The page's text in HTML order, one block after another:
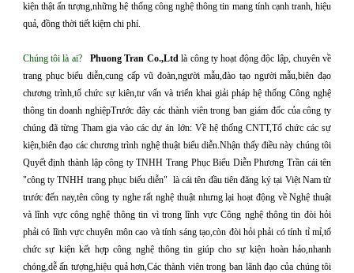
kiện thật ấn tượng,những hệ thống công nghệ thông tin mang tính cạnh tranh, hiệu
quả, đồng thời tiết kiệm chi phí.
Chúng tôi là ai? Phuong Tran Co.,Ltdlà công ty hoạt động độc lập, chuyên về
trang phục biểu diễn,cung cấp vũ đoàn,người mẫu,đào tạo người mẫu,biên đạo
chương trình,tổ chức sự kiên,tư vấn và triển khai giải pháp hệ thống Công nghệ
thông tin doanh nghiệpTrước đây các thành viên trong ban giám đốc của công ty
chúng đã từng Tham gia vào các dự án lớn: Về hệ thống CNTT,Tổ chức các sự
kiện,biên đạo các chương trình nghệ thuật biểu diễn.Nhận thấy điều này chúng tôi
Quyết định thành lậpcông ty TNHH Trang Phục Biểu Diễn Phương Trần cái tên
"công ty TNHH trang phục biểu diễn" là cái tên đầu tiên đăng ký tại Việt Nam từ
trước đến nay,tên công ty nghe rất nghệ thuật nhưng lại hoạt động về Nghệ thuật
và lĩnh vực công nghệ thông tin vì trong lĩnh vực Công nghệ thông tin đòi hỏi
phải có lĩnh vực chuyên môn cao và tính sáng tạo,còn đòi hỏi phải có tính tỉ mỉ,tổ
chức sự kiện kết hợp công nghệ thông tin giúp cho sự kiện hoàn hảo,nhanh
chóng,dễ ấn tượng,hiệu quả hơn,Các thành viên trong ban lãnh đạo của chúng tôi